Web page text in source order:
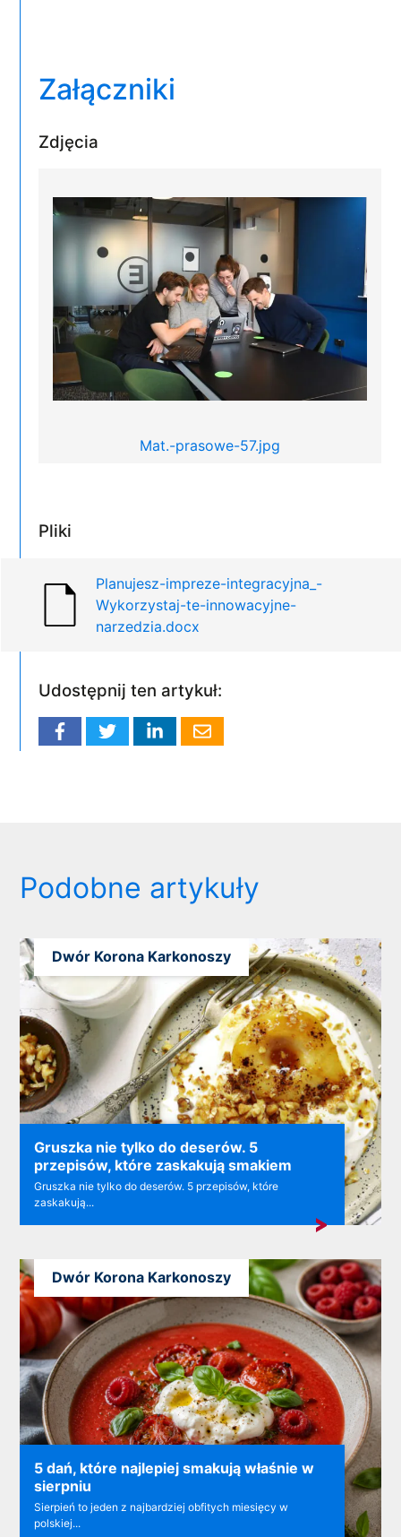
Załączniki
Zdjęcia
Mat.-prasowe-57.jpg
Pliki
Planujesz-impreze-integracyjna_-
Wykorzystaj-te-innowacyjne-
narzedzia.docx
Udostępnij ten artykuł:
Podobne artykuły
Gruszka nie tylko do deserów. 5
przepisów, które zaskakują smakiem
Gruszka nie tylko do deserów. 5 przepisów, które
zaskakują...
Dwór Korona Karkonoszy
5 dań, które najlepiej smakują właśnie w
sierpniu
Sierpień to jeden z najbardziej obfitych miesięcy w
polskiej...
Dwór Korona Karkonoszy